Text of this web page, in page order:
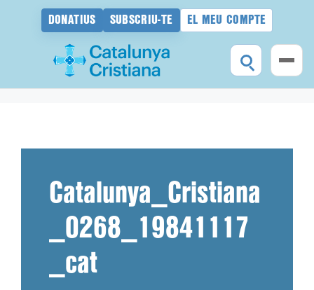
DONATIUS SUBSCRIU-TE EL MEU COMPTE
Catalunya_Cristiana
_0268_19841117
_cat